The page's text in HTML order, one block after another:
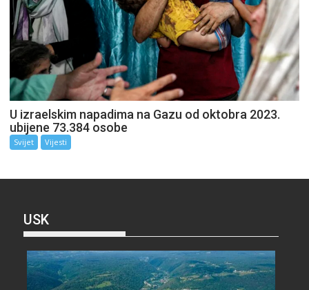
U izraelskim napadima na Gazu od oktobra 2023.
ubijene 73.384 osobe
Svijet Vijesti
USK